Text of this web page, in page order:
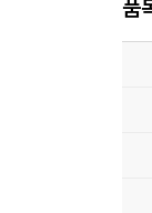
품